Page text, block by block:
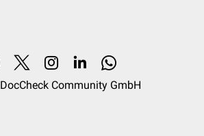
DocCheck Community GmbH